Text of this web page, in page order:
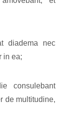
diadema nec
in ea;
consulebant
de multitudine,